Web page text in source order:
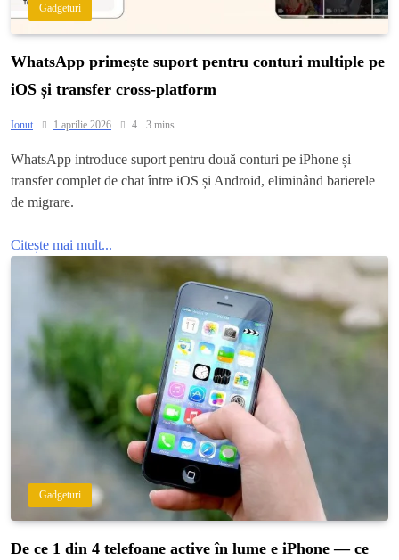
Gadgeturi
WhatsApp primește suport pentru conturi multiple pe
iOS și transfer cross-platform
Ionut 1 aprilie 2026 4 3 mins
WhatsApp introduce suport pentru două conturi pe iPhone și
transfer complet de chat între iOS și Android, eliminând barierele
de migrare.
Citește mai mult...
Gadgeturi
De ce 1 din 4 telefoane active în lume e iPhone — ce